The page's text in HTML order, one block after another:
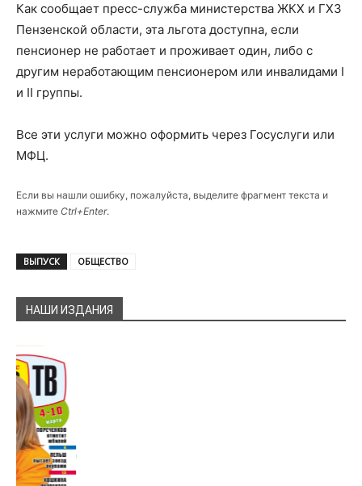
Как сообщает пресс-служба министерства ЖКХ и ГХЗ
Пензенской области, эта льгота доступна, если
пенсионер не работает и проживает один, либо с
другим неработающим пенсионером или инвалидами I
и II группы.
Все эти услуги можно оформить через Госуслуги или
МФЦ.
Если вы нашли ошибку, пожалуйста, выделите фрагмент текста и
нажмите Ctrl+Enter.
ВЫПУСК ОБЩЕСТВО
НАШИ ИЗДАНИЯ